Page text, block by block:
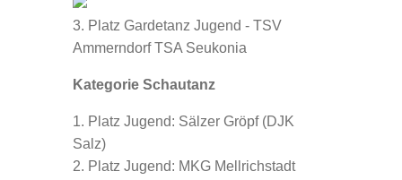
3. Platz Gardetanz Jugend - TSV
Ammerndorf TSA Seukonia
Kategorie Schautanz
1. Platz Jugend: Sälzer Gröpf (DJK
Salz)
2. Platz Jugend: MKG Mellrichstadt